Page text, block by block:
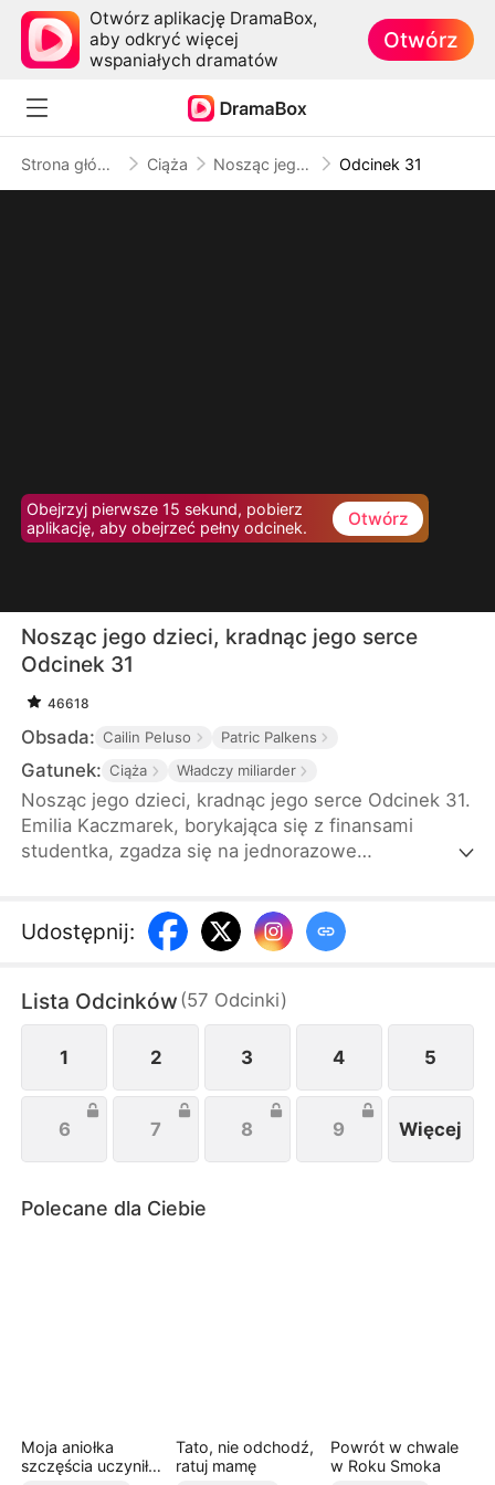
Otwórz aplikację DramaBox,
aby odkryć więcej
wspaniałych dramatów
Otwórz
Strona główna Ciąża Nosząc jego dzieci, kradnąc jego serce Odcinek 31
Obejrzyj pierwsze 15 sekund, pobierz
aplikację, aby obejrzeć pełny odcinek.
Otwórz
Nosząc jego dzieci, kradnąc jego serce
Odcinek 31
46618
Obsada: Cailin Peluso Patric Palkens
Gatunek: Ciąża Władczy miliarder
Nosząc jego dzieci, kradnąc jego serce Odcinek 31.
Emilia Kaczmarek, borykająca się z finansami
studentka, zgadza się na jednorazowe
bliźniętami, Szymon wprowadza ją w luksusowy
świat, by zapewnić bezpieczną i spokojną ciążę.
Udostępnij:
Lista Odcinków (57 Odcinki)
1 2 3 4 5
6 7 8 9 Więcej
Polecane dla Ciebie
Moja aniołka
szczęścia uczyniła
Tato, nie odchodź,
ratuj mamę
Powrót w chwale
w Roku Smoka